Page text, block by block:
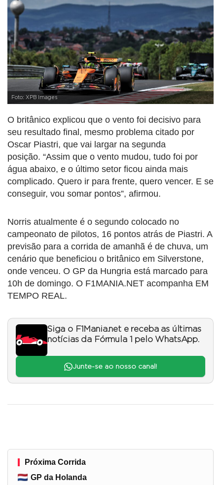
Foto: XPB Images
O britânico explicou que o vento foi decisivo para
seu resultado final, mesmo problema citado por
Oscar Piastri, que vai largar na segunda
posição. “Assim que o vento mudou, tudo foi por
água abaixo, e o último setor ficou ainda mais
complicado. Quero ir para frente, quero vencer. E se
conseguir, vou somar pontos”, afirmou.
Norris atualmente é o segundo colocado no
campeonato de pilotos, 16 pontos atrás de Piastri. A
previsão para a corrida de amanhã é de chuva, um
cenário que beneficiou o britânico em Silverstone,
onde venceu. O GP da Hungria está marcado para
10h de domingo. O F1MANIA.NET acompanha EM
TEMPO REAL.
Siga o F1Mania.net e receba as últimas
notícias da Fórmula 1 pelo WhatsApp.
Junte-se ao nosso canal!
Próxima Corrida
GP da Holanda